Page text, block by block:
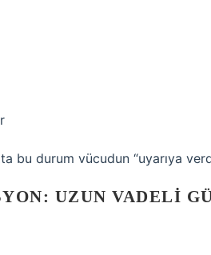
bu durum vücudun “uyarıya
UZUN VADELI